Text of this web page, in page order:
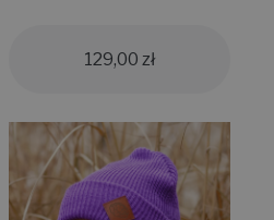
129,00 zł